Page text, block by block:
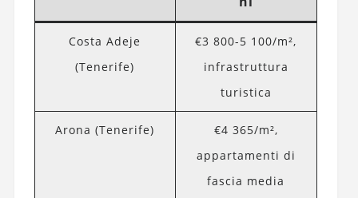
Costa Adeje
(Tenerife)
€3 800-5 100/m²,
infrastruttura
turistica
Arona (Tenerife)
€4 365/m²,
appartamenti di
fascia media